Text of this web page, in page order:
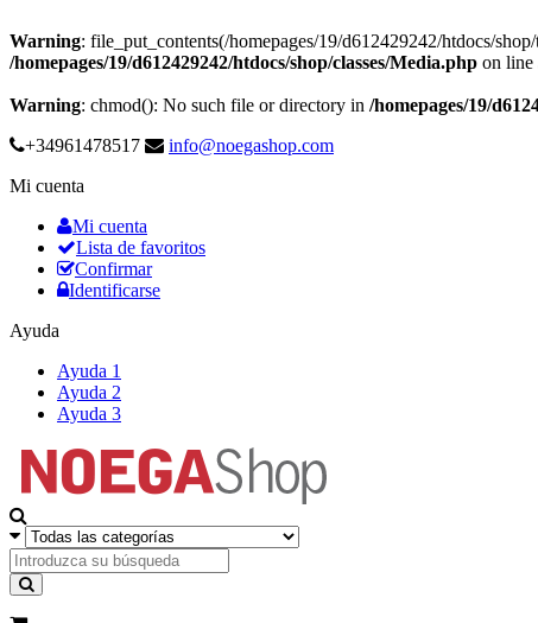
Warning: file_put_contents(/homepages/19/d612429242/htdocs/
/homepages/19/d612429242/htdocs/shop/classes/Media.php on line
Warning: chmod(): No such file or directory in /homepages/19/
+34961478517
info@noegashop.com
Mi cuenta
Mi cuenta
Lista de favoritos
Confirmar
Identificarse
Ayuda
Ayuda 1
Ayuda 2
Ayuda 3